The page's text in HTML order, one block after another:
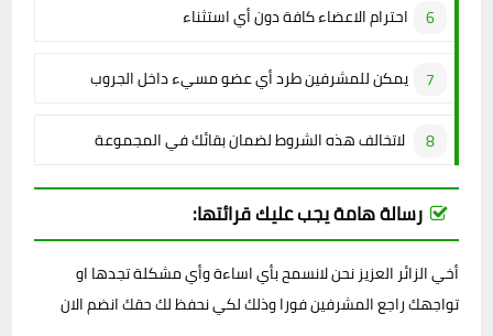
احترام الاعضاء كافة دون أي استثناء
يمكن للمشرفين طرد أي عضو مسيء داخل الجروب
لاتخالف هذه الشروط لضمان بقائك في المجموعة
رسالة هامة يجب عليك قرائتها:
أخي الزائر العزيز نحن لانسمح بأي اساءة وأي مشكلة تجدها او
تواجهك راجع المشرفين فورا وذلك لكي نحفظ لك حقك انضم الان